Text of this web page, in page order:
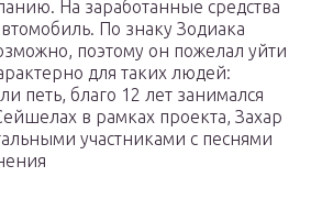
На заработанные средства
По знаку Зодиака
поэтому он пожелал уйти
для таких людей:
петь, благо 12 лет занимался
в рамках проекта, Захар
участниками с песнями